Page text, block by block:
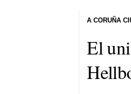
El
A CORUÑA